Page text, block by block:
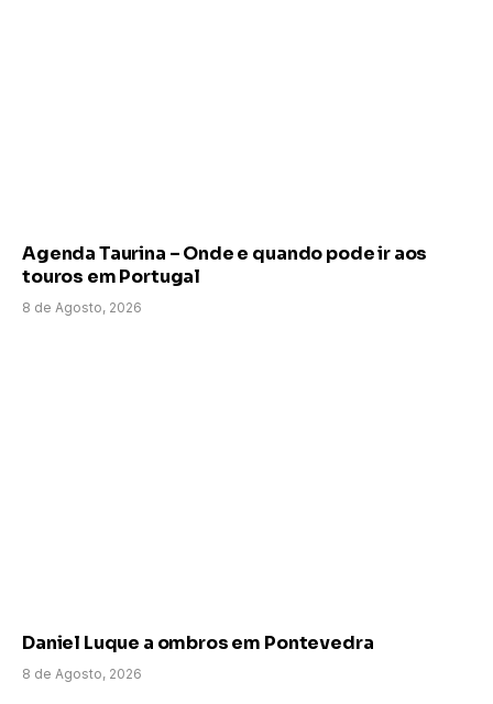
Agenda Taurina – Onde e quando pode ir aos
touros em Portugal
8 de Agosto, 2026
Daniel Luque a ombros em Pontevedra
8 de Agosto, 2026